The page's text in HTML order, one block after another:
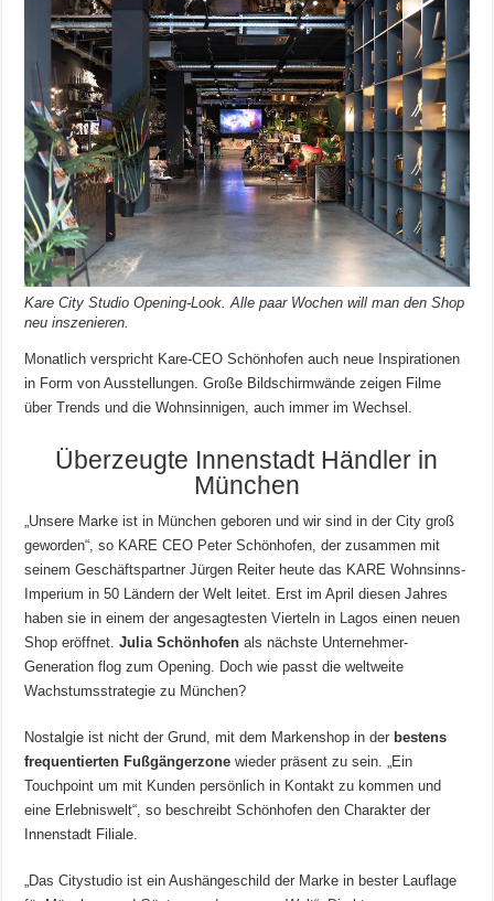
Kare City Studio Opening-Look. Alle paar Wochen will man den Shop
neu inszenieren.
Monatlich verspricht Kare-CEO Schönhofen auch neue Inspirationen
in Form von Ausstellungen. Große Bildschirmwände zeigen Filme
über Trends und die Wohnsinnigen, auch immer im Wechsel.
Überzeugte Innenstadt Händler in
München
„Unsere Marke ist in München geboren und wir sind in der City groß
geworden“, so KARE CEO Peter Schönhofen, der zusammen mit
seinem Geschäftspartner Jürgen Reiter heute das KARE Wohnsinns-
Imperium in 50 Ländern der Welt leitet. Erst im April diesen Jahres
haben sie in einem der angesagtesten Vierteln in Lagos einen neuen
Shop eröffnet.Julia Schönhofen als nächste Unternehmer-
Generation flog zum Opening. Doch wie passt die weltweite
Wachstumsstrategie zu München?
Nostalgie ist nicht der Grund, mit dem Markenshop in der bestens
frequentierten Fußgängerzone wieder präsent zu sein. „Ein
Touchpoint um mit Kunden persönlich in Kontakt zu kommen und
eine Erlebniswelt“, so beschreibt Schönhofen den Charakter der
Innenstadt Filiale.
„Das Citystudio ist ein Aushängeschild der Marke in bester Lauflage